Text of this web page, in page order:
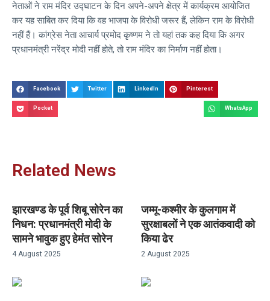
नेताओं ने राम मंदिर उद्घाटन के दिन अपने-अपने क्षेत्र में कार्यक्रम आयोजित
कर यह साबित कर दिया कि वह भाजपा के विरोधी जरूर हैं, लेकिन राम के विरोधी
नहीं हैं। कांग्रेस नेता आचार्य प्रमोद कृष्णम ने तो यहां तक कह दिया कि अगर
प्रधानमंत्री नरेंद्र मोदी नहीं होते, तो राम मंदिर का निर्माण नहीं होता।
Facebook Twitter LinkedIn Pinterest
Pocket WhatsApp
Related News
झारखण्ड के पूर्व शिबू सोरेन का
निधन: प्रधानमंत्री मोदी के
सामने भावुक हुए हेमंत सोरेन
4 August 2025
जम्मू-कश्मीर के कुलगाम में
सुरक्षाबलों ने एक आतंकवादी को
किया ढेर
2 August 2025